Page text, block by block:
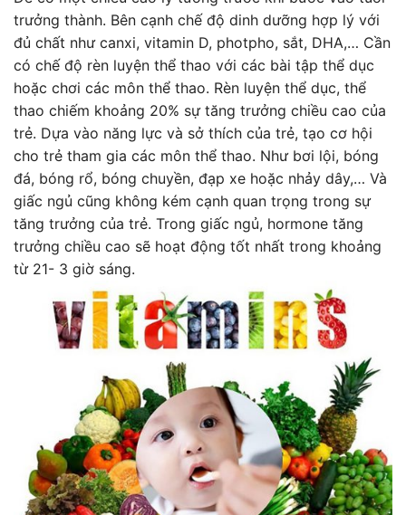
trưởng thành. Bên cạnh chế độ dinh dưỡng hợp lý với
đủ chất như canxi, vitamin D, photpho, sắt, DHA,… Cần
có chế độ rèn luyện thể thao với các bài tập thể dục
hoặc chơi các môn thể thao. Rèn luyện thể dục, thể
thao chiếm khoảng 20% sự tăng trưởng chiều cao của
trẻ. Dựa vào năng lực và sở thích của trẻ, tạo cơ hội
cho trẻ tham gia các môn thể thao. Như bơi lội, bóng
đá, bóng rổ, bóng chuyền, đạp xe hoặc nhảy dây,… Và
giấc ngủ cũng không kém cạnh quan trọng trong sự
tăng trưởng của trẻ. Trong giấc ngủ, hormone tăng
trưởng chiều cao sẽ hoạt động tốt nhất trong khoảng
từ 21- 3 giờ sáng.